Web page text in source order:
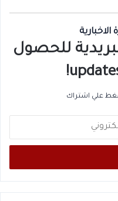
للحصول
علي اشتراك